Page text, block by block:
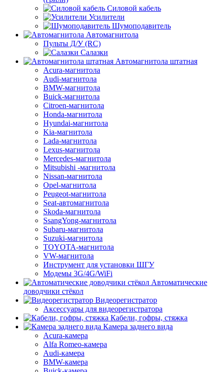
Силовой кабель
Усилители
Шумоподавитель
Автомагнитола
Пульты Д/У (RC)
Салазки
Автомагнитола штатная
Acura-магнитола
Audi-магнитола
BMW-магнитола
Buick-магнитола
Citroen-магнитола
Honda-магнитола
Hyundai-магнитола
Kia-магнитола
Lada-магнитола
Lexus-магнитола
Mercedes-магнитола
Mitsubishi -магнитола
Nissan-магнитола
Opel-магнитола
Peugeot-магнитола
Seat-автомагнитола
Skoda-магнитола
SsangYong-магнитола
Subaru-магнитола
Suzuki-магнитола
TOYOTA-магнитола
VW-магнитола
Инструмент для установки ШГУ
Модемы 3G/4G/WiFi
Автоматические
доводчики стёкол
Видеорегистратор
Аксессуары для видеорегистратора
Кабели, гофры, стяжка
Камера заднего вида
Acura-камера
Alfa Romeo-камера
Audi-камера
BMW-камера